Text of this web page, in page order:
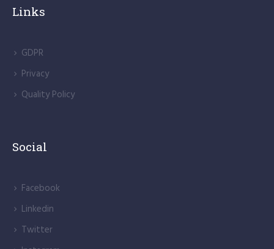
Links
GDPR
Privacy
Quality Policy
Social
Facebook
Linkedin
Twitter